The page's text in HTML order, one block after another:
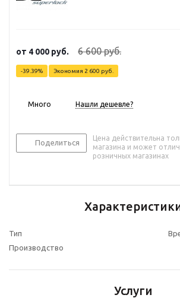
от 4 000 руб. 6 600 руб.
-39.39% Экономия 2 600 руб.
Много Нашли дешевле?
Поделиться
Цена действительна
магазина и может
розничных магазинах
Тип
Производство
Услуги